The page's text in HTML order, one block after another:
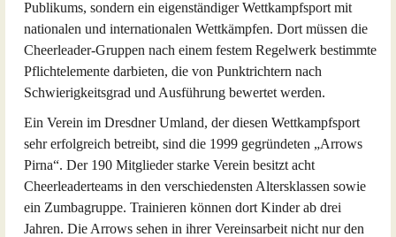
Publikums, sondern ein eigenständiger Wettkampfsport mit
nationalen und internationalen Wettkämpfen. Dort müssen die
Cheerleader-Gruppen nach einem festem Regelwerk bestimmte
Pflichtelemente darbieten, die von Punktrichtern nach
Schwierigkeitsgrad und Ausführung bewertet werden.
Ein Verein im Dresdner Umland, der diesen Wettkampfsport
sehr erfolgreich betreibt, sind die 1999 gegründeten „Arrows
Pirna“. Der 190 Mitglieder starke Verein besitzt acht
Cheerleaderteams in den verschiedensten Altersklassen sowie
ein Zumbagruppe. Trainieren können dort Kinder ab drei
Jahren. Die Arrows sehen in ihrer Vereinsarbeit nicht nur den